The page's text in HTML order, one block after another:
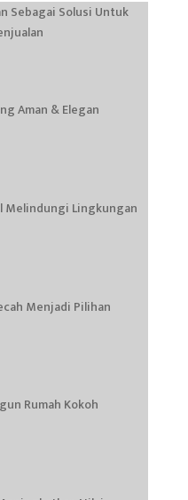
Sebagai Solusi Untuk
Aman & Elegan
Melindungi Lingkungan
Menjadi Pilihan
Rumah Kokoh